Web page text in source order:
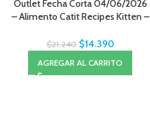
Outlet Fecha Corta 04/06/2026
– Alimento Catit Recipes Kitten –
$21.240 $14.390
AGREGAR AL CARRITO